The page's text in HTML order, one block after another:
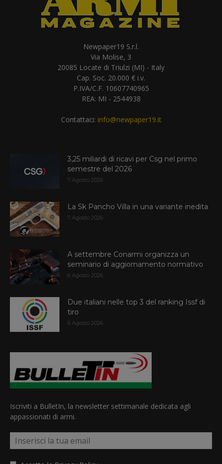
Newpaper19 S.r.l.
Via Molise, 3
20085 Locate di Triulzi (MI) - Italy
Cap. Soc. 20.000 € i.v.
P.IVA/C.F. 10607740965
REA: MI - 2544938
Contattaci: info@newpaper19.it
3,25 miliardi di ricavi per Csg nel primo
semestre del 2026
7 Agosto 2026
La Sk Pancho Villa in una variante inedita
7 Agosto 2026
A settembre Conarmi organizza un
seminario di aggiornamento normativo
6 Agosto 2026
Due italiani nelle top 3 del ranking Issf di
tiro
6 Agosto 2026
Iscriviti a BulletIn, la newsletter settimanale dedicata agli
appassionati di armi.